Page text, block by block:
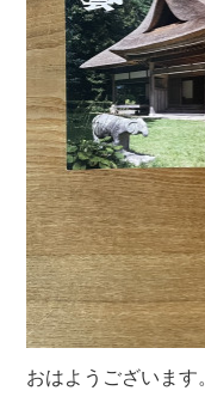
おはようございます。